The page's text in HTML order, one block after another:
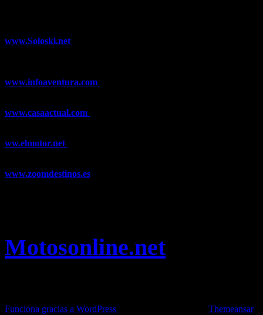
www.Soloski.net
www.infoaventura.com
www.casaactual.com
ww.elmotor.net
www.zoomdestinos.es
Motosonline.net
Funciona gracias a WordPress
Themeansar.